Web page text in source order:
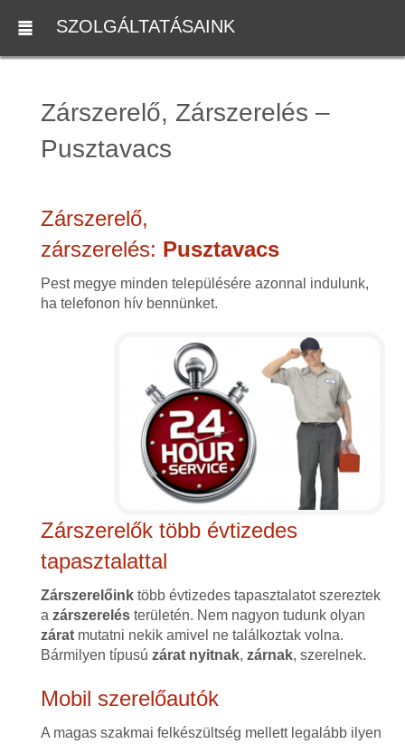
SZOLGÁLTATÁSAINK
Zárszerelő, Zárszerelés –
Pusztavacs
Zárszerelő,
zárszerelés: Pusztavacs
Pest megye minden településére azonnal indulunk,
ha telefonon hív bennünket.
Zárszerelők több évtizedes
tapasztalattal
Zárszerelőinktöbb évtizedes tapasztalatot szereztek
a zárszerelésterületén. Nem nagyon tudunk olyan
záratmutatni nekik amivel ne találkoztak volna.
Bármilyen típusú zárat nyitnak, zárnak, szerelnek.
Mobil szerelőautók
A magas szakmai felkészültség mellett legalább ilyen